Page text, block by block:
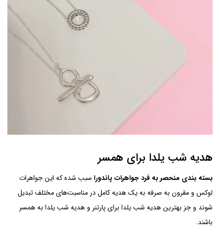
هدیه شب یلدا برای همسر
بسته بندی منحصر به فرد جواهرات پاندورا سبب شده که این جواهرات
لوکس و مقرون به صرفه به یک هدیه کامل در مناسبت‌های مختلف تبدیل
شوند و جز بهترین هدیه شب یلدا برای پارتنر و هدیه شب یلدا به همسر
باشند.